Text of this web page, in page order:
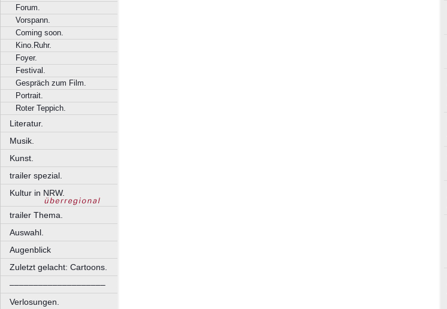
Forum.
Vorspann.
Coming soon.
Kino.Ruhr.
Foyer.
Festival.
Gespräch zum Film.
Portrait.
Roter Teppich.
Literatur.
Musik.
Kunst.
trailer spezial.
Kultur in NRW.
trailer Thema.
Auswahl.
Augenblick
Zuletzt gelacht: Cartoons.
––––––––––––––––––––
Verlosungen.